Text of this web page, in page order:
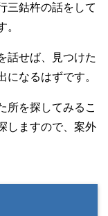
三鈷杵の話をして
。
話せば、見つけた
になるはずです。
所を探してみるこ
しますので、案外